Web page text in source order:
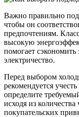
Важно правильно
чтобы он
предпочтениям.
высокую
помогает сэкономить
электричество.
Перед выбором
рекомендуется
определите
исходя из
покупательских